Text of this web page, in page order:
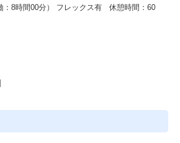
：8時間00分） フレックス有 休憩時間：60